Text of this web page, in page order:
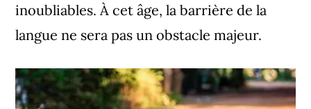
inoubliables. À cet âge, la barrière de la
langue ne sera pas un obstacle majeur.